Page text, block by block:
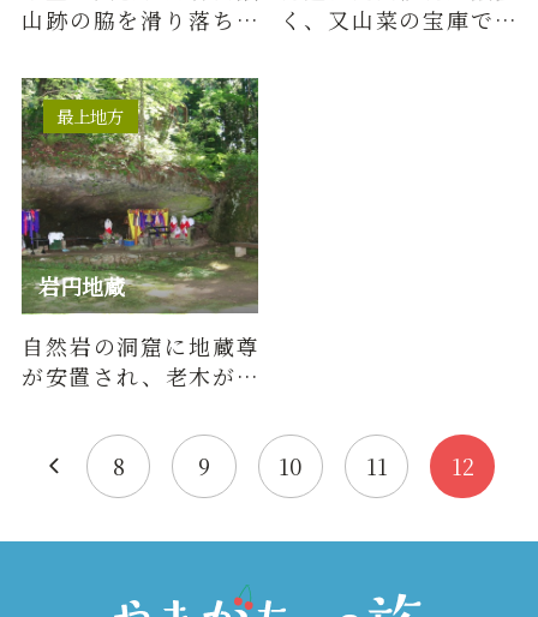
山跡の脇を滑り落ちる
■DATA落差：約20ｍ形
態：滑瀑難易…
く、又山菜の宝庫でも
岩円地蔵
最上地方
自然岩の洞窟に地蔵尊
が安置され、老木が、
がある。
8
9 10 11 12